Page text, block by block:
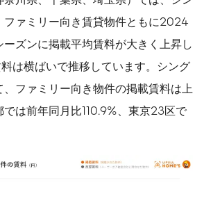
ファミリー向き賃貸物件ともに2024
ーズンに掲載平均賃料が大きく上昇し
料は横ばいで推移しています。シング
、ファミリー向き物件の掲載賃料は上
は前年同月比110.9%、東京23区で